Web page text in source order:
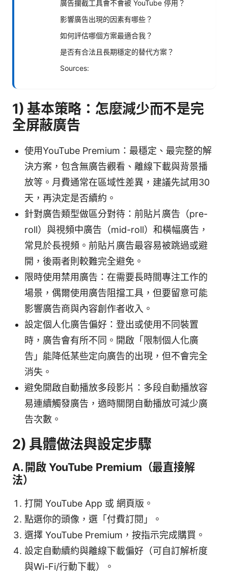
廣告攔截工具會不會被 YouTube 停用？
影響廣告出現的因素有哪些？
如何評估哪個方案最適合我？
是否有合法且長期穩定的替代方案？
Sources:
1) 基本策略：怎麼減少而不是完
全屏蔽廣告
使用YouTube Premium：最穩定、最完整的解
決方案，包含無廣告觀看、離線下載與背景播
放等。月費通常在區域性差異，建議先試用30
天，再決定是否續約。
針對廣告類型做區分對待：前貼片廣告（pre-
roll）與視頻中廣告（mid-roll）和橫幅廣告，
常見於長視頻。前貼片廣告最容易被跳過或避
開，後兩者則較難完全避免。
限時使用禁用廣告：在需要長時間專注工作的
場景，偶爾使用廣告阻擋工具，但要留意可能
影響廣告商與內容創作者收入。
設定個人化廣告偏好：登出或使用不同裝置
時，廣告會有所不同。開啟「限制個人化廣
告」能降低某些定向廣告的出現，但不會完全
消失。
避免開啟自動播放多段影片：多段自動播放容
易連續觸發廣告，適時關閉自動播放可減少廣
告次數。
2) 具體做法與設定步驟
A. 開啟 YouTube Premium（最直接解
法）
打開 YouTube App 或 網頁版。
點選你的頭像，選「付費訂閱」。
選擇 YouTube Premium，按指示完成購買。
設定自動續約與離線下載偏好（可自訂解析度
與Wi-Fi/行動下載）。